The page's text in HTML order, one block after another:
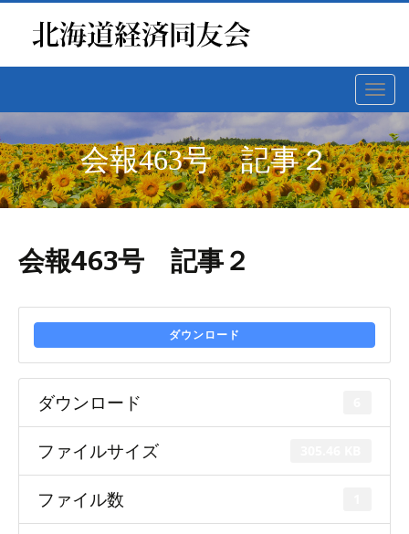
会報463号 記事２
会報463号 記事２
ダウンロード
ダウンロード
ファイルサイズ
ファイル数